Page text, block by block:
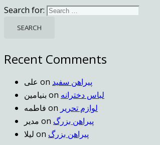
Search for:
Recent Comments
علی on پیراهن سفید
بنیامین on لباس دخترانه
فاطمه on لوازم تحریر
مدیر on پیراهن بزرگ
لیلا on پیراهن بزرگ